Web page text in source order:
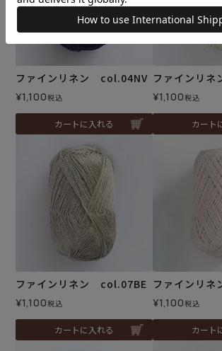
ファインリネン col.04NV
¥1,100税込
カートに入れる
ファインリ
¥1,100税込
カート
ファインリネン col.07BE
¥1,100税込
カートに入れる
ファインリ
¥1,100税込
カート